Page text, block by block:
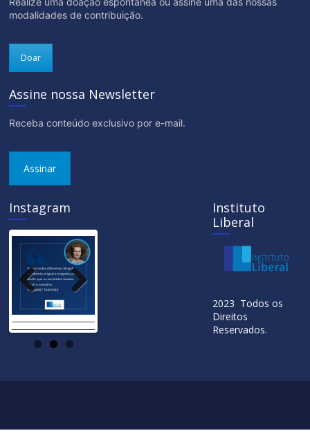
modalidades de contribuição.
Doar
Assine nossa Newsletter
Receba conteúdo exclusivo por e-mail.
Assinar
Instagram
ous
Instituto
Liberal
2023 Todos os
Direitos
Reservados.